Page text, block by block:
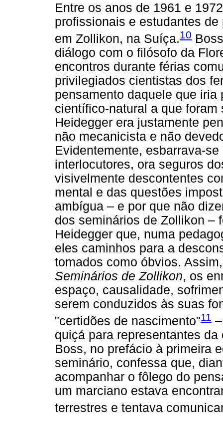
Entre os anos de 1961 e
profissionais e estudantes
em Zollikon, na Suíça.10
diálogo com o filósofo da
encontros durante férias
privilegiados cientistas dos
pensamento daquele que
científico-natural a que
Heidegger era justamente
não mecanicista e não
Evidentemente, esbarrava-
interlocutores, ora seguros
visivelmente descontentes
mental e das questões
ambígua – e por que não
dos seminários de Zollikon –
Heidegger que, numa
eles caminhos para a
tomados como óbvios.
Seminários de Zollikon, os
espaço, causalidade,
serem conduzidos às suas
"certidões de nascimento"11
quiçá para representantes
Boss, no prefácio à primeira
seminário, confessa que,
acompanhar o fôlego do
um marciano estava
terrestres e tentava